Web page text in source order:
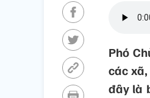
Phó
các
đây là